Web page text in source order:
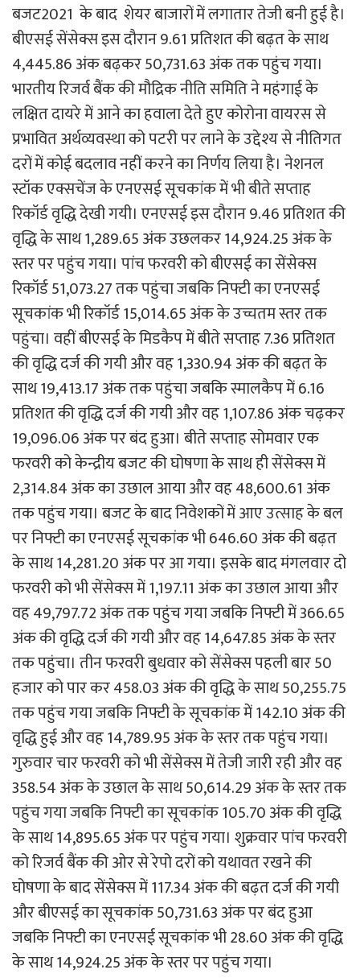
बजट2021 के बाद शेयर बाजारों में लगातार तेजी बनी हुई है।
बीएसई सेंसेक्स इस दौरान 9.61 प्रतिशत की बढ़त के साथ
4,445.86 अंक बढ़कर 50,731.63 अंक तक पहुंच गया।
भारतीय रिजर्व बैंक की मौद्रिक नीति समिति ने महंगाई के
लक्षित दायरे में आने का हवाला देते हुए कोरोना वायरस से
प्रभावित अर्थव्यवस्था को पटरी पर लाने के उद्देश्य से नीतिगत
दरों में कोई बदलाव नहीं करने का निर्णय लिया है। नेशनल
स्टॉक एक्सचेंज के एनएसई सूचकांक में भी बीते सप्ताह
रिकॉर्ड वृद्धि देखी गयी। एनएसई इस दौरान 9.46 प्रतिशत की
वृद्धि के साथ 1,289.65 अंक उछलकर 14,924.25 अंक के
स्तर पर पहुंच गया। पांच फरवरी को बीएसई का सेंसेक्स
रिकॉर्ड 51,073.27 तक पहुंचा जबकि निफ्टी का एनएसई
सूचकांक भी रिकॉर्ड 15,014.65 अंक के उच्चतम स्तर तक
पहुंचा। वहीं बीएसई के मिडकैप में बीते सप्ताह 7.36 प्रतिशत
की वृद्धि दर्ज की गयी और वह 1,330.94 अंक की बढ़त के
साथ 19,413.17 अंक तक पहुंचा जबकि स्मालकैप में 6.16
प्रतिशत की वृद्धि दर्ज की गयी और वह 1,107.86 अंक चढ़कर
19,096.06 अंक पर बंद हुआ। बीते सप्ताह सोमवार एक
फरवरी को केन्द्रीय बजट की घोषणा के साथ ही सेंसेक्स में
2,314.84 अंक का उछाल आया और वह 48,600.61 अंक
तक पहुंच गया। बजट के बाद निवेशकों में आए उत्साह के बल
पर निफ्टी का एनएसई सूचकांक भी 646.60 अंक की बढ़त
के साथ 14,281.20 अंक पर आ गया। इसके बाद मंगलवार दो
फरवरी को भी सेंसेक्स में 1,197.11 अंक का उछाल आया और
वह 49,797.72 अंक तक पहुंच गया जबकि निफ्टी में 366.65
अंक की वृद्धि दर्ज की गयी और वह 14,647.85 अंक के स्तर
तक पहुंचा। तीन फरवरी बुधवार को सेंसेक्स पहली बार 50
हजार को पार कर 458.03 अंक की वृद्धि के साथ 50,255.75
तक पहुंच गया जबकि निफ्टी के सूचकांक में 142.10 अंक की
वृद्धि हुई और वह 14,789.95 अंक के स्तर तक पहुंच गया।
गुरुवार चार फरवरी को भी सेंसेक्स में तेजी जारी रही और वह
358.54 अंक के उछाल के साथ 50,614.29 अंक के स्तर तक
पहुंच गया जबकि निफ्टी का सूचकांक 105.70 अंक की वृद्धि
के साथ 14,895.65 अंंक पर पहुंच गया। शुक्रवार पांच फरवरी
को रिजर्व बैंक की ओर से रेपो दरों को यथावत रखने की
घोषणा के बाद सेंसेक्स में 117.34 अंक की बढ़त दर्ज की गयी
और बीएसई का सूचकांक 50,731.63 अंक पर बंद हुआ
जबकि निफ्टी का एनएसई सूचकांक भी 28.60 अंक की वृद्धि
के साथ 14,924.25 अंक के स्तर पर पहुंच गया।